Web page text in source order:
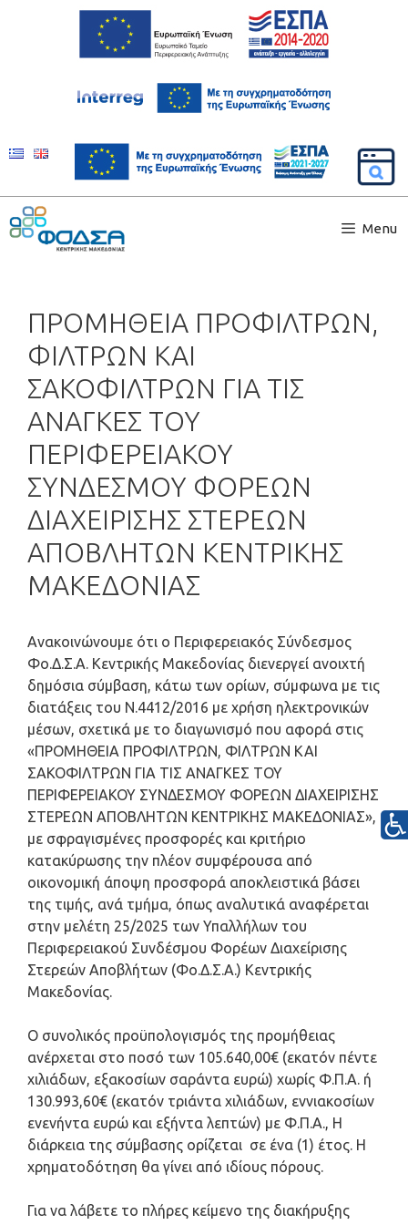
Menu
ΠΡΟΜΗΘΕΙΑ ΠΡΟΦΙΛΤΡΩΝ,
ΦΙΛΤΡΩΝ ΚΑΙ
ΣΑΚΟΦΙΛΤΡΩΝ ΓΙΑ ΤΙΣ
ΑΝΑΓΚΕΣ ΤΟΥ
ΠΕΡΙΦΕΡΕΙΑΚΟΥ
ΣΥΝΔΕΣΜΟΥ ΦΟΡΕΩΝ
ΔΙΑΧΕΙΡΙΣΗΣ ΣΤΕΡΕΩΝ
ΑΠΟΒΛΗΤΩΝ ΚΕΝΤΡΙΚΗΣ
ΜΑΚΕΔΟΝΙΑΣ
Ανακοινώνουμε ότι ο Περιφερειακός Σύνδεσμος
Φο.Δ.Σ.Α. Κεντρικής Μακεδονίας διενεργεί ανοιχτή
δημόσια σύμβαση, κάτω των ορίων, σύμφωνα με τις
διατάξεις του Ν.4412/2016 με χρήση ηλεκτρονικών
μέσων, σχετικά με το διαγωνισμό που αφορά στις
«ΠΡΟΜΗΘΕΙΑ ΠΡΟΦΙΛΤΡΩΝ, ΦΙΛΤΡΩΝ ΚΑΙ
ΣΑΚΟΦΙΛΤΡΩΝ ΓΙΑ ΤΙΣ ΑΝΑΓΚΕΣ ΤΟΥ
ΠΕΡΙΦΕΡΕΙΑΚΟΥ ΣΥΝΔΕΣΜΟΥ ΦΟΡΕΩΝ ΔΙΑΧΕΙΡΙΣΗΣ
ΣΤΕΡΕΩΝ ΑΠΟΒΛΗΤΩΝ ΚΕΝΤΡΙΚΗΣ ΜΑΚΕΔΟΝΙΑΣ»,
με σφραγισμένες προσφορές και κριτήριο
κατακύρωσης την πλέον συμφέρουσα από
οικονομική άποψη προσφορά αποκλειστικά βάσει
της τιμής, ανά τμήμα, όπως αναλυτικά αναφέρεται
στην μελέτη 25/2025 των Υπαλλήλων του
Περιφερειακού Συνδέσμου Φορέων Διαχείρισης
Στερεών Αποβλήτων (Φο.Δ.Σ.Α.) Κεντρικής
Μακεδονίας.
Ο συνολικός προϋπολογισμός της προμήθειας
ανέρχεται στο ποσό των 105.640,00€ (εκατόν πέντε
χιλιάδων, εξακοσίων σαράντα ευρώ) χωρίς Φ.Π.Α. ή
130.993,60€ (εκατόν τριάντα χιλιάδων, εννιακοσίων
ενενήντα ευρώ και εξήντα λεπτών) με Φ.Π.Α., Η
διάρκεια της σύμβασης ορίζεται σε ένα (1) έτος. Η
χρηματοδότηση θα γίνει από ιδίους πόρους.
Για να λάβετε το πλήρες κείμενο της διακήρυξης